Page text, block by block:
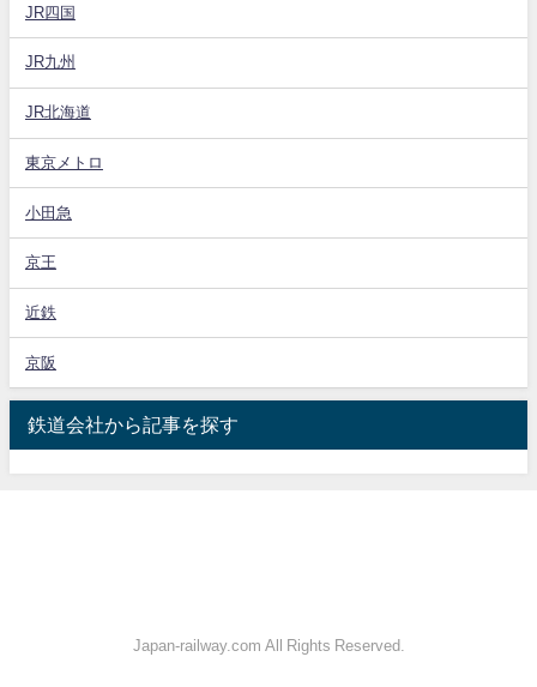
JR四国
JR九州
JR北海道
東京メトロ
小田急
京王
近鉄
京阪
鉄道会社から記事を探す
Japan-railway.com All Rights Reserved.